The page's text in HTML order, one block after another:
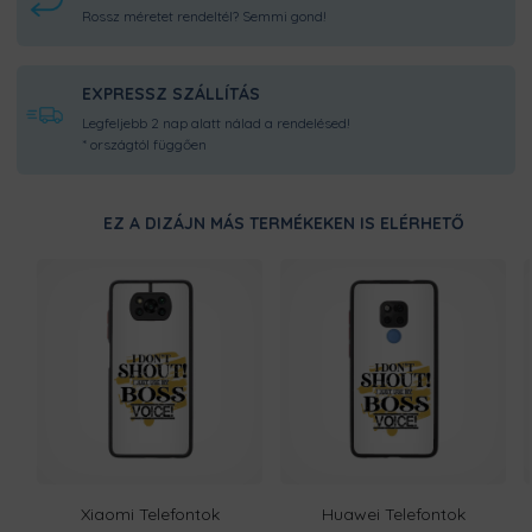
Rossz méretet rendeltél? Semmi gond!
EXPRESSZ SZÁLLÍTÁS
Legfeljebb 2 nap alatt nálad a rendelésed!
* országtól függően
EZ A DIZÁJN MÁS TERMÉKEKEN IS ELÉRHETŐ
Xiaomi Telefontok Huawei Telefontok